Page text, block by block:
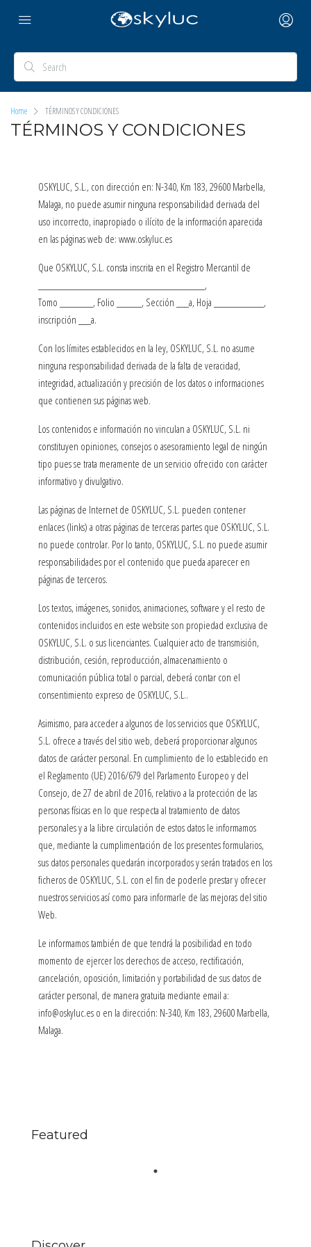
Home TÉRMINOS Y CONDICIONES
TÉRMINOS Y CONDICIONES
OSKYLUC, S.L., con dirección en: N-340, Km 183, 29600 Marbella,
Malaga, no puede asumir ninguna responsabilidad derivada del
uso incorrecto, inapropiado o ilícito de la información aparecida
en las páginas web de: www.oskyluc.es
Que OSKYLUC, S.L. consta inscrita en el Registro Mercantil de
________________________________________,
Tomo ________, Folio ______, Sección ___a, Hoja ____________,
inscripción ___a.
Con los límites establecidos en la ley, OSKYLUC, S.L. no asume
ninguna responsabilidad derivada de la falta de veracidad,
integridad, actualización y precisión de los datos o informaciones
que contienen sus páginas web.
Los contenidos e información no vinculan a OSKYLUC, S.L. ni
constituyen opiniones, consejos o asesoramiento legal de ningún
tipo pues se trata meramente de un servicio ofrecido con carácter
informativo y divulgativo.
Las páginas de Internet de OSKYLUC, S.L. pueden contener
enlaces (links) a otras páginas de terceras partes que OSKYLUC, S.L.
no puede controlar. Por lo tanto, OSKYLUC, S.L. no puede asumir
responsabilidades por el contenido que pueda aparecer en
páginas de terceros.
Los textos, imágenes, sonidos, animaciones, software y el resto de
contenidos incluidos en este website son propiedad exclusiva de
OSKYLUC, S.L. o sus licenciantes. Cualquier acto de transmisión,
distribución, cesión, reproducción, almacenamiento o
comunicación pública total o parcial, deberá contar con el
consentimiento expreso de OSKYLUC, S.L..
Asimismo, para acceder a algunos de los servicios que OSKYLUC,
S.L. ofrece a través del sitio web, deberá proporcionar algunos
datos de carácter personal. En cumplimiento de lo establecido en
el Reglamento (UE) 2016/679 del Parlamento Europeo y del
Consejo, de 27 de abril de 2016, relativo a la protección de las
personas físicas en lo que respecta al tratamiento de datos
personales y a la libre circulación de estos datos le informamos
que, mediante la cumplimentación de los presentes formularios,
sus datos personales quedarán incorporados y serán tratados en los
ficheros de OSKYLUC, S.L. con el fin de poderle prestar y ofrecer
nuestros servicios así como para informarle de las mejoras del sitio
Web.
Le informamos también de que tendrá la posibilidad en todo
momento de ejercer los derechos de acceso, rectificación,
cancelación, oposición, limitación y portabilidad de sus datos de
carácter personal, de manera gratuita mediante email a:
info@oskyluc.es o en la dirección: N-340, Km 183, 29600 Marbella,
Malaga.
Featured